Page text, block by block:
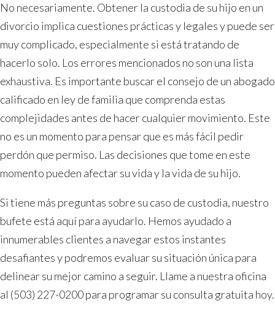
No necesariamente. Obtener la custodia de su hijo en un
divorcio implica cuestiones prácticas y legales y puede ser
muy complicado, especialmente si está tratando de
hacerlo solo. Los errores mencionados no son una lista
exhaustiva. Es importante buscar el consejo de un abogado
calificado en ley de familia que comprenda estas
complejidades antes de hacer cualquier movimiento. Este
no es un momento para pensar que es más fácil pedir
perdón que permiso. Las decisiones que tome en este
momento pueden afectar su vida y la vida de su hijo.
Si tiene más preguntas sobre su caso de custodia, nuestro
bufete está aquí para ayudarlo. Hemos ayudado a
innumerables clientes a navegar estos instantes
desafiantes y podremos evaluar su situación única para
delinear su mejor camino a seguir. Llame a nuestra oficina
al (503) 227-0200 para programar su consulta gratuita hoy.